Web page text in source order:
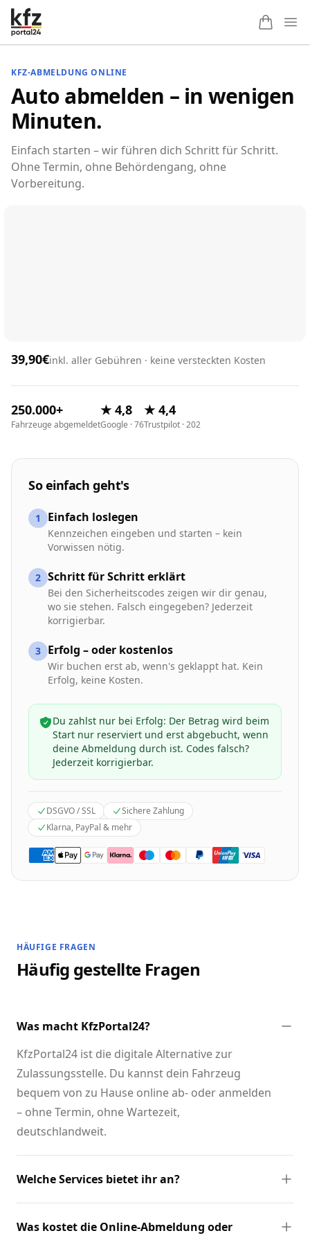
KFZ-ABMELDUNG ONLINE
Auto abmelden – in wenigen
Minuten.
Einfach starten – wir führen dich Schritt für Schritt.
Ohne Termin, ohne Behördengang, ohne
Vorbereitung.
39,90€inkl. aller Gebühren · keine versteckten Kosten
250.000+
Fahrzeuge abgemeldet
★ 4,8
Google · 76
★ 4,4
Trustpilot · 202
So einfach geht's
1 Einfach loslegen
Kennzeichen eingeben und starten – kein
Vorwissen nötig.
2 Schritt für Schritt erklärt
Bei den Sicherheitscodes zeigen wir dir genau,
wo sie stehen. Falsch eingegeben? Jederzeit
korrigierbar.
3 Erfolg – oder kostenlos
Wir buchen erst ab, wenn's geklappt hat. Kein
Erfolg, keine Kosten.
Du zahlst nur bei Erfolg: Der Betrag wird beim
Start nur reserviert und erst abgebucht, wenn
deine Abmeldung durch ist. Codes falsch?
Jederzeit korrigierbar.
DSGVO / SSL
Sichere Zahlung
Klarna, PayPal & mehr
HÄUFIGE FRAGEN
Häufig gestellte Fragen
Was macht KfzPortal24?
KfzPortal24 ist die digitale Alternative zur
Zulassungsstelle. Du kannst dein Fahrzeug
bequem von zu Hause online ab- oder anmelden
– ohne Termin, ohne Wartezeit,
deutschlandweit.
Welche Services bietet ihr an?
Was kostet die Online-Abmeldung oder